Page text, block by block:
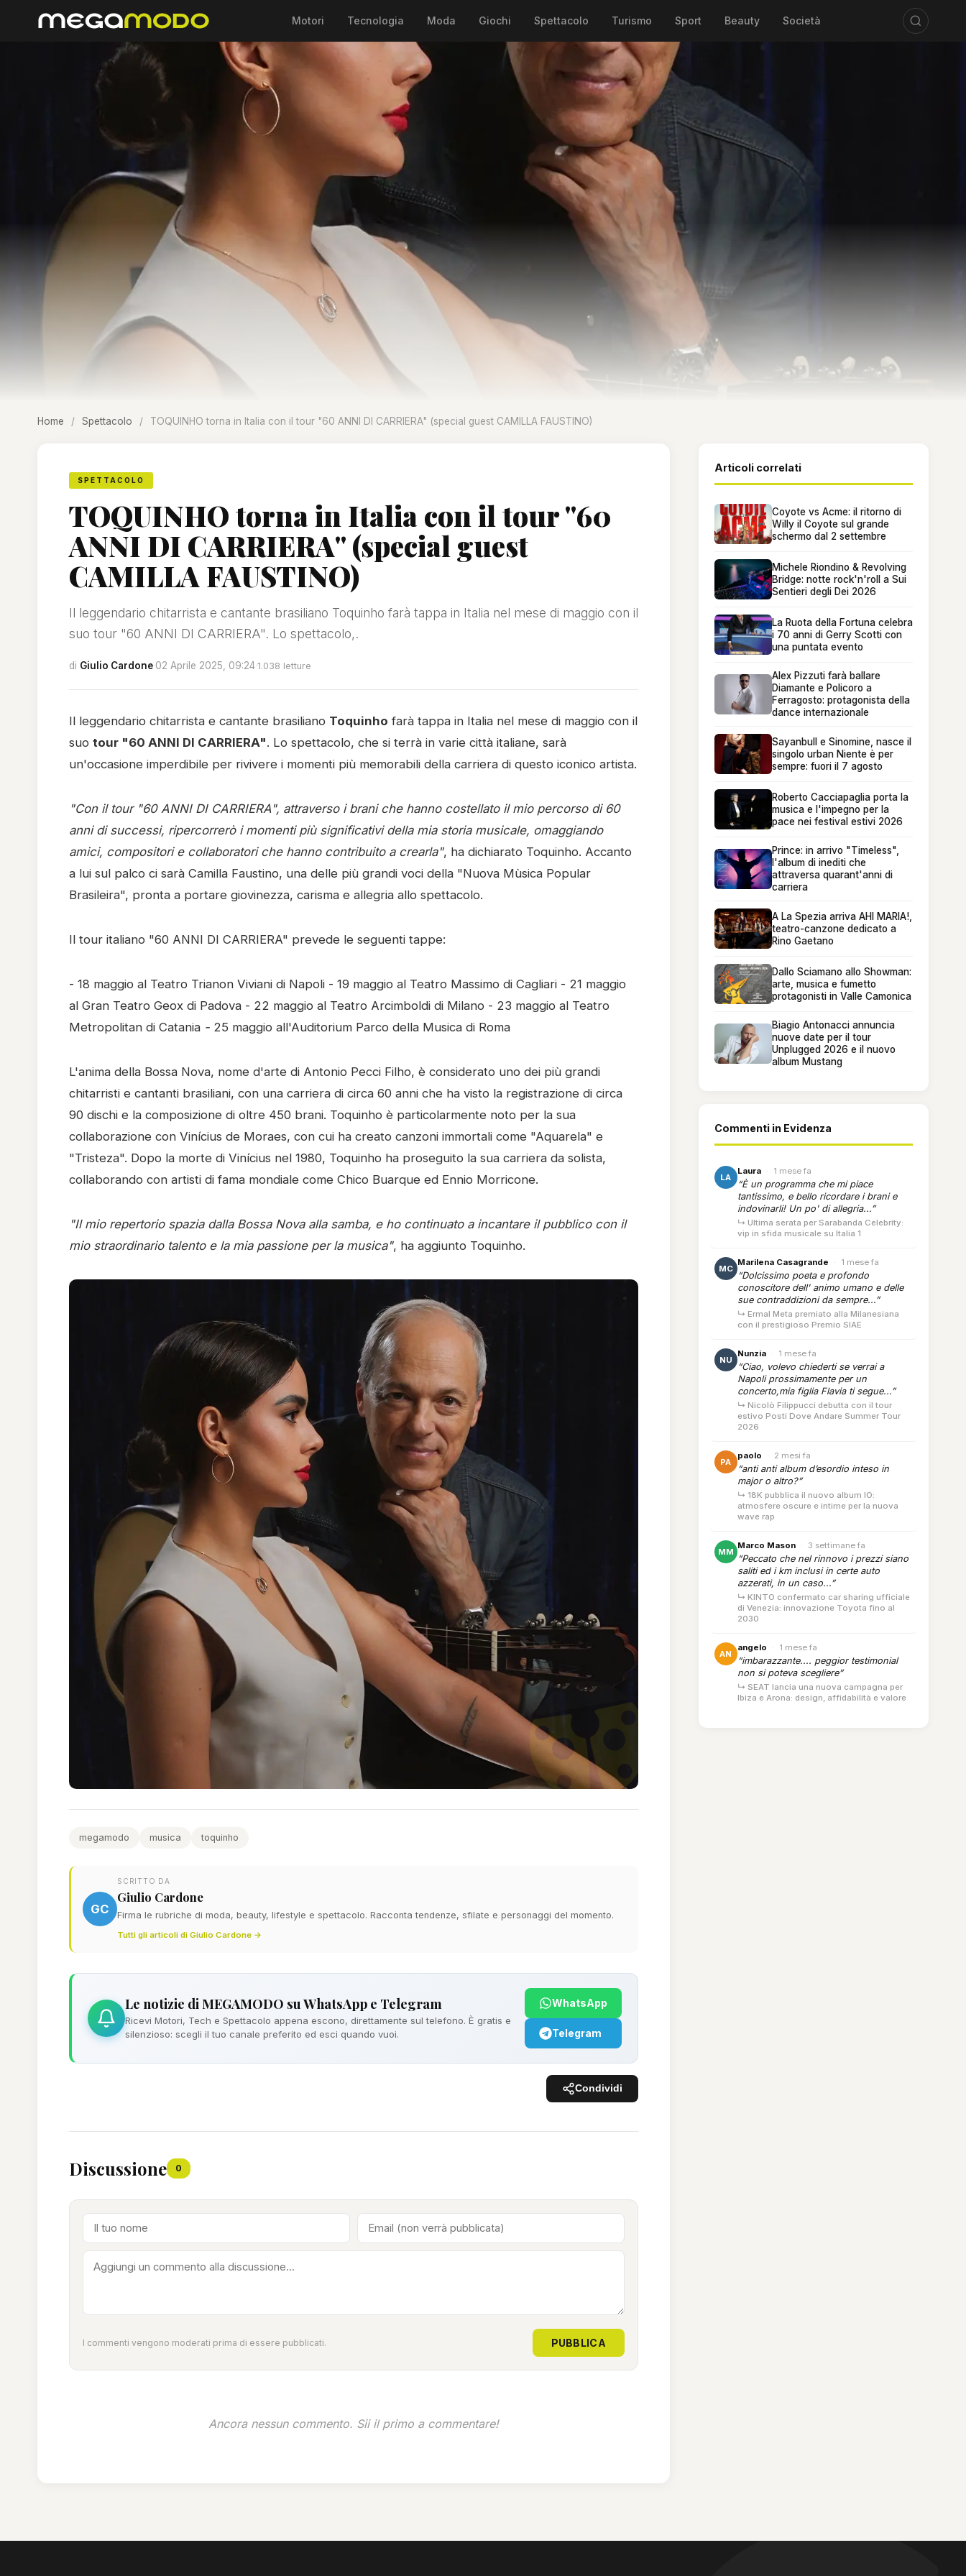
Motori Tecnologia Moda Giochi Spettacolo Turismo Sport Beauty Società
Home / Spettacolo / TOQUINHO torna in Italia con il tour "60 ANNI DI CARRIERA" (special guest CAMILLA FAUSTINO)
SPETTACOLO
TOQUINHO torna in Italia con il tour "60
ANNI DI CARRIERA" (special guest
CAMILLA FAUSTINO)
Il leggendario chitarrista e cantante brasiliano Toquinho farà tappa in Italia nel mese di maggio con il
suo tour "60 ANNI DI CARRIERA". Lo spettacolo,.
di Giulio Cardone·02 Aprile 2025, 09:24·1.038 letture
Il leggendario chitarrista e cantante brasiliano Toquinho farà tappa in Italia nel mese di maggio con il
suo tour "60 ANNI DI CARRIERA". Lo spettacolo, che si terrà in varie città italiane, sarà
un'occasione imperdibile per rivivere i momenti più memorabili della carriera di questo iconico artista.
"Con il tour "60 ANNI DI CARRIERA", attraverso i brani che hanno costellato il mio percorso di 60
anni di successi, ripercorrerò i momenti più significativi della mia storia musicale, omaggiando
amici, compositori e collaboratori che hanno contribuito a crearla", ha dichiarato Toquinho. Accanto
a lui sul palco ci sarà Camilla Faustino, una delle più grandi voci della "Nuova Mùsica Popular
Brasileira", pronta a portare giovinezza, carisma e allegria allo spettacolo.
Il tour italiano "60 ANNI DI CARRIERA" prevede le seguenti tappe:
- 18 maggio al Teatro Trianon Viviani di Napoli - 19 maggio al Teatro Massimo di Cagliari - 21 maggio
al Gran Teatro Geox di Padova - 22 maggio al Teatro Arcimboldi di Milano - 23 maggio al Teatro
Metropolitan di Catania - 25 maggio all'Auditorium Parco della Musica di Roma
L'anima della Bossa Nova, nome d'arte di Antonio Pecci Filho, è considerato uno dei più grandi
chitarristi e cantanti brasiliani, con una carriera di circa 60 anni che ha visto la registrazione di circa
90 dischi e la composizione di oltre 450 brani. Toquinho è particolarmente noto per la sua
collaborazione con Vinícius de Moraes, con cui ha creato canzoni immortali come "Aquarela" e
"Tristeza". Dopo la morte di Vinícius nel 1980, Toquinho ha proseguito la sua carriera da solista,
collaborando con artisti di fama mondiale come Chico Buarque ed Ennio Morricone.
"Il mio repertorio spazia dalla Bossa Nova alla samba, e ho continuato a incantare il pubblico con il
mio straordinario talento e la mia passione per la musica", ha aggiunto Toquinho.
megamodo musica toquinho
GC
SCRITTO DA
Giulio Cardone
Firma le rubriche di moda, beauty, lifestyle e spettacolo. Racconta tendenze, sfilate e personaggi del momento.
Tutti gli articoli di Giulio Cardone →
Le notizie di MEGAMODO su WhatsApp e Telegram
Ricevi Motori, Tech e Spettacolo appena escono, direttamente sul telefono. È gratis e
silenzioso: scegli il tuo canale preferito ed esci quando vuoi.
WhatsApp
Telegram
Condividi
Discussione 0
I commenti vengono moderati prima di essere pubblicati. PUBBLICA
Ancora nessun commento. Sii il primo a commentare!
Articoli correlati
Coyote vs Acme: il ritorno di
Willy il Coyote sul grande
schermo dal 2 settembre
Michele Riondino & Revolving
Bridge: notte rock'n'roll a Sui
Sentieri degli Dei 2026
La Ruota della Fortuna celebra
i 70 anni di Gerry Scotti con
una puntata evento
Alex Pizzuti farà ballare
Diamante e Policoro a
Ferragosto: protagonista della
dance internazionale
Sayanbull e Sinomine, nasce il
singolo urban Niente è per
sempre: fuori il 7 agosto
Roberto Cacciapaglia porta la
musica e l'impegno per la
pace nei festival estivi 2026
Prince: in arrivo "Timeless",
l'album di inediti che
attraversa quarant'anni di
carriera
A La Spezia arriva AHI MARIA!,
teatro-canzone dedicato a
Rino Gaetano
Dallo Sciamano allo Showman:
arte, musica e fumetto
protagonisti in Valle Camonica
Biagio Antonacci annuncia
nuove date per il tour
Unplugged 2026 e il nuovo
album Mustang
Commenti in Evidenza
LA
Laura · 1 mese fa
“È un programma che mi piace
tantissimo, e bello ricordare i brani e
indovinarli! Un po' di allegria...”
↳ Ultima serata per Sarabanda Celebrity:
vip in sfida musicale su Italia 1
MC
Marilena Casagrande · 1 mese fa
“Dolcissimo poeta e profondo
conoscitore dell' animo umano e delle
sue contraddizioni da sempre...”
↳ Ermal Meta premiato alla Milanesiana
con il prestigioso Premio SIAE
NU
Nunzia · 1 mese fa
“Ciao, volevo chiederti se verrai a
Napoli prossimamente per un
concerto,mia figlia Flavia ti segue...”
↳ Nicolò Filippucci debutta con il tour
estivo Posti Dove Andare Summer Tour
2026
PA
paolo · 2 mesi fa
“anti anti album d’esordio inteso in
major o altro?”
↳ 18K pubblica il nuovo album IO:
atmosfere oscure e intime per la nuova
wave rap
MM
Marco Mason · 3 settimane fa
“Peccato che nel rinnovo i prezzi siano
saliti ed i km inclusi in certe auto
azzerati, in un caso...”
↳ KINTO confermato car sharing ufficiale
di Venezia: innovazione Toyota fino al
2030
AN
angelo · 1 mese fa
“imbarazzante.... peggior testimonial
non si poteva scegliere”
↳ SEAT lancia una nuova campagna per
Ibiza e Arona: design, affidabilità e valore